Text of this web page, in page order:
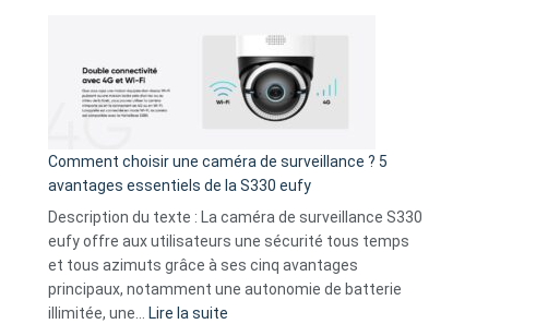
record
La
fuite
16
milliards
données
menace
Facebook,
Telegram
Comment choisir une caméra de surveillance ? 5
avantages essentiels de la S330 eufy
Description du texte : La caméra de surveillance S330
eufy offre aux utilisateurs une sécurité tous temps
et tous azimuts grâce à ses cinq avantages
principaux, notamment une autonomie de batterie
illimitée, une… Lire la suite